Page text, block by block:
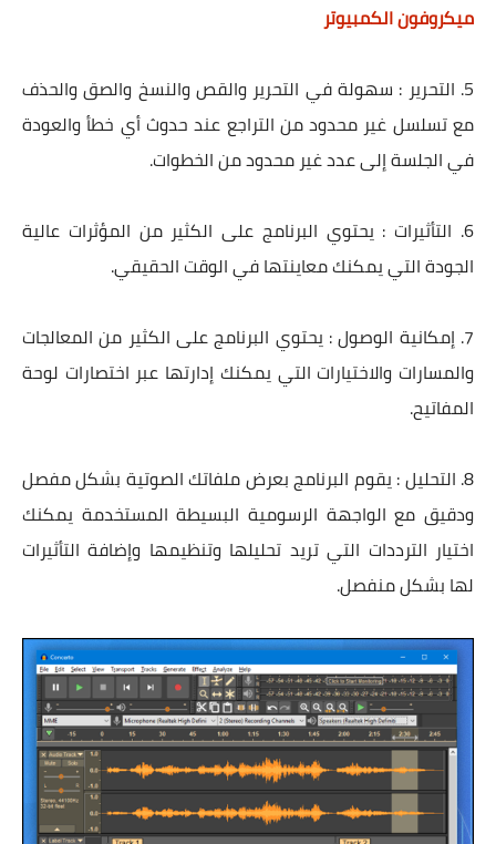
ميكروفون الكمبيوتر
5. التحرير : سهولة في التحرير والقص والنسخ والصق والحذف
مع تسلسل غير محدود من التراجع عند حدوث أي خطأ والعودة
في الجلسة إلى عدد غير محدود من الخطوات.
6. التأثيرات : يحتوي البرنامج على الكثير من المؤثرات عالية
الجودة التي يمكنك معاينتها في الوقت الحقيقي.
7. إمكانية الوصول : يحتوي البرنامج على الكثير من المعالجات
والمسارات والاختيارات التي يمكنك إدارتها عبر اختصارات لوحة
المفاتيح.
8. التحليل : يقوم البرنامج بعرض ملفاتك الصوتية بشكل مفصل
ودقيق مع الواجهة الرسومية البسيطة المستخدمة يمكنك
اختيار الترددات التي تريد تحليلها وتنظيمها وإضافة التأثيرات
لها بشكل منفصل.